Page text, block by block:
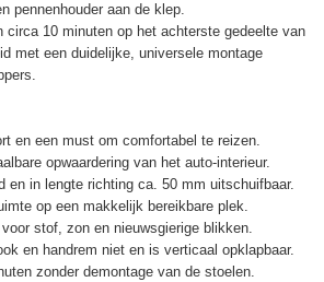
pennenhouder aan de klep.
circa 10 minuten op het achterste gedeelte van
met een duidelijke, universele montage
en een must om comfortabel te reizen.
opwaardering van het auto-interieur.
en in lengte richting ca. 50 mm uitschuifbaar.
op een makkelijk bereikbare plek.
stof, zon en nieuwsgierige blikken.
en handrem niet en is verticaal opklapbaar.
zonder demontage van de stoelen.